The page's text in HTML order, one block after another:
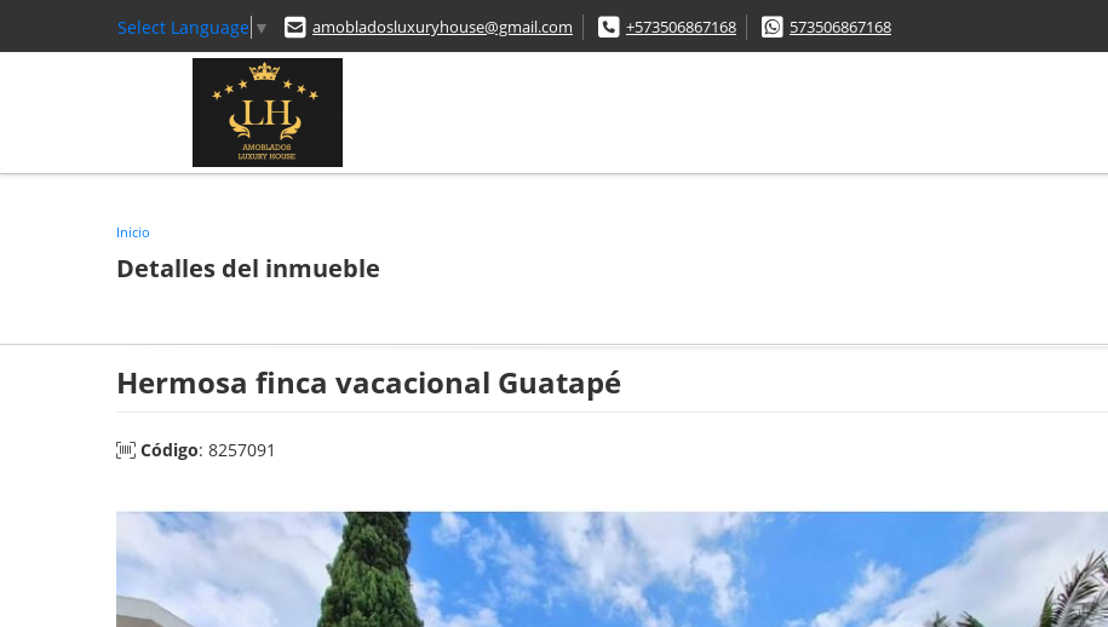
Select Language ▼ amobladosluxuryhouse@gmail.com +573506867168 573506867168
Inicio
Detalles del inmueble
Hermosa finca vacacional Guatapé
Código: 8257091